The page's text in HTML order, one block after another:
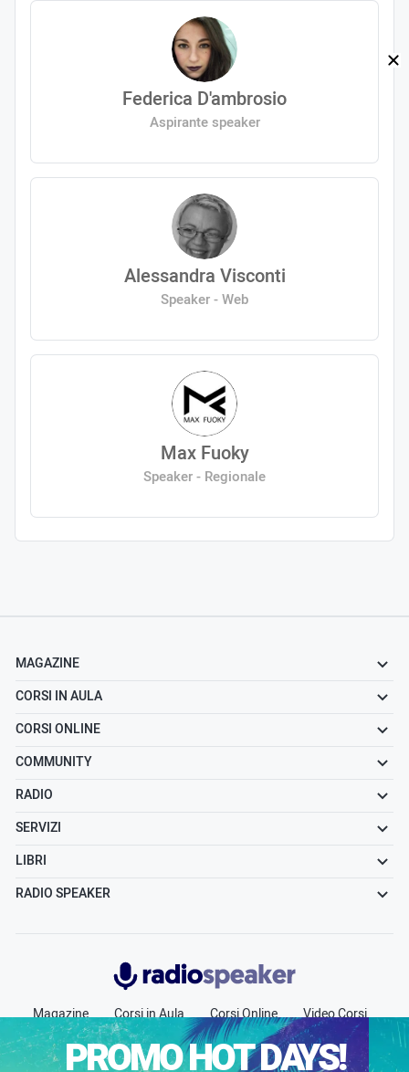
Federica D'ambrosio
Aspirante speaker
Alessandra Visconti
Speaker - Web
Max Fuoky
Speaker - Regionale
MAGAZINE
CORSI IN AULA
CORSI ONLINE
COMMUNITY
RADIO
SERVIZI
LIBRI
RADIO SPEAKER
Radiospeaker.it
Magazine Corsi in Aula Corsi Online
Video Corsi
Community
Radio Jobs Chi siamo
Contatti
Pubblicità
PROMO HOT DAYS!